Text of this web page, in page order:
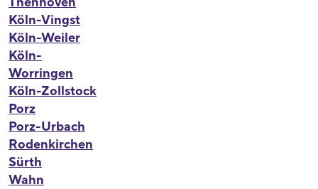
Köln-Vingst
Köln-Weiler
Köln-
Worringen
Köln-Zollstock
Porz
Porz-Urbach
Rodenkirchen
Sürth
Wahn